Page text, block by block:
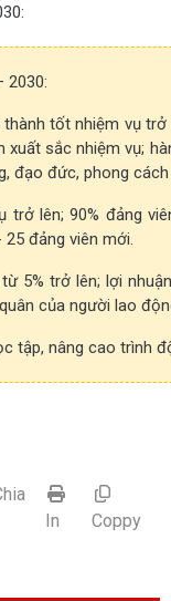
2030:
tốt nhiệm vụ
sắc nhiệm vụ;
đạo đức, phong cách
trở lên; 90% đảng
đảng viên mới.
5% trở lên; lợi
của người lao
tập, nâng cao trình
In Coppy